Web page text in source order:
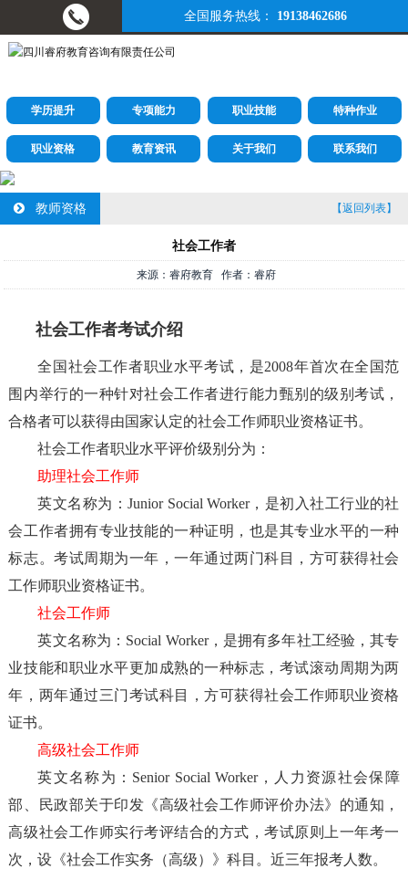
全国服务热线： 19138462686
学历提升 专项能力 职业技能 特种作业
职业资格 教育资讯 关于我们 联系我们
教师资格 【返回列表】
社会工作者
来源：睿府教育 作者：睿府
社会工作者考试介绍
全国社会工作者职业水平考试，是2008年首次在全国范
围内举行的一种针对社会工作者进行能力甄别的级别考试，
合格者可以获得由国家认定的社会工作师职业资格证书。
社会工作者职业水平评价级别分为：
助理社会工作师
英文名称为：Junior Social Worker，是初入社工行业的社
会工作者拥有专业技能的一种证明，也是其专业水平的一种
标志。考试周期为一年，一年通过两门科目，方可获得社会
工作师职业资格证书。
社会工作师
英文名称为：Social Worker，是拥有多年社工经验，其专
业技能和职业水平更加成熟的一种标志，考试滚动周期为两
年，两年通过三门考试科目，方可获得社会工作师职业资格
证书。
高级社会工作师
英文名称为：Senior Social Worker，人力资源社会保障
部、民政部关于印发《高级社会工作师评价办法》的通知，
高级社会工作师实行考评结合的方式，考试原则上一年考一
次，设《社会工作实务（高级）》科目。近三年报考人数。